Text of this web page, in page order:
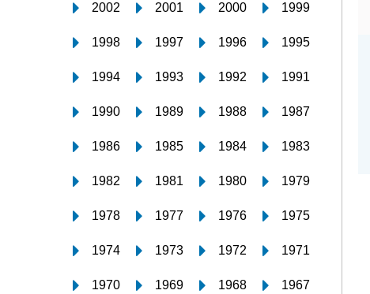
2002 2001 2000 1999
1998 1997 1996 1995
1994 1993 1992 1991
1990 1989 1988 1987
1986 1985 1984 1983
1982 1981 1980 1979
1978 1977 1976 1975
1974 1973 1972 1971
1970 1969 1968 1967